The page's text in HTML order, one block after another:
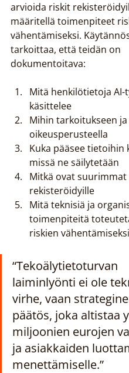
arvioida riskit
määritellä toimenpiteet
vähentämiseksi.
tarkoittaa, että teidän on
dokumentoitava:
Mitä henkilötietoja AI-
käsittelee
Mihin tarkoitukseen
oikeusperusteella
Kuka pääsee tietoihin
missä ne säilytetään
Mitkä ovat
rekisteröidyille
Mitä teknisiä ja
toimenpiteitä
riskien vähentämiseksi
“Tekoälytietoturvan
laiminlyönti ei ole
virhe, vaan
päätös, joka altistaa
miljoonien eurojen
ja asiakkaiden
menettämiselle.”